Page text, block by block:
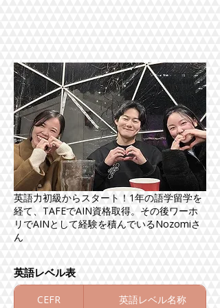
英語力初級からスタート！1年の語学留学を
経て、TAFEでAIN資格取得。その後ワーホ
リでAINとして経験を積んでいるNozomiさ
ん
​英語レベル表
CEFR 英語レベル名称